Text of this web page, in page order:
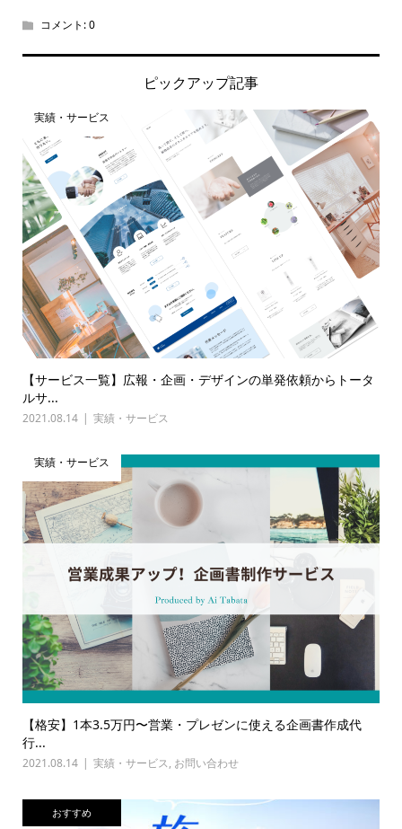
コメント:0
ピックアップ記事
実績・サービス
【サービス一覧】広報・企画・デザインの単発依頼からトータ
ルサ...
2021.08.14 実績・サービス
実績・サービス
【格安】1本3.5万円〜営業・プレゼンに使える企画書作成代
行...
2021.08.14 実績・サービス, お問い合わせ
おすすめ